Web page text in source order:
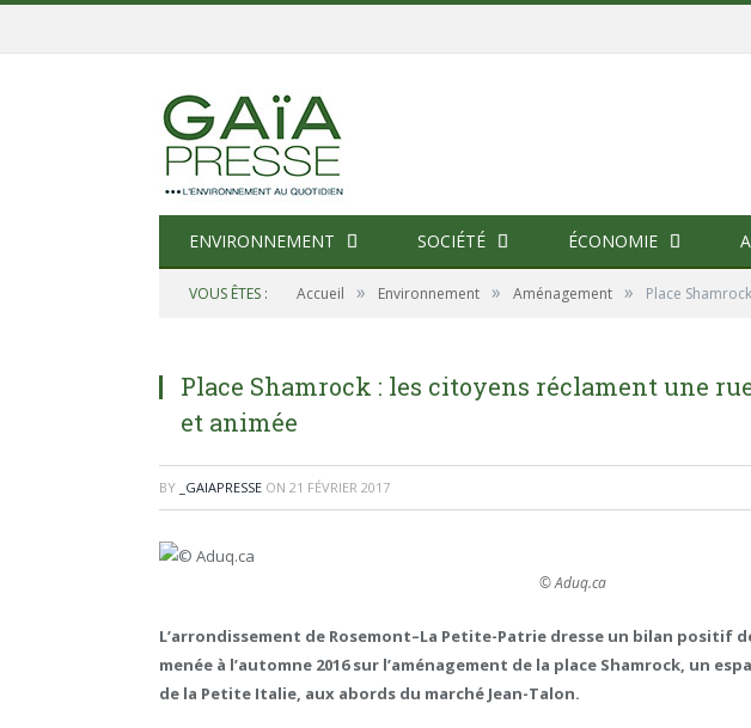
ENVIRONNEMENT SOCIÉTÉ ÉCONOMIE
VOUS ÊTES : Accueil » Environnement » Aménagement » Place
Place Shamrock : les citoyens réclament une
et animée
BY _GAIAPRESSE ON 21 FÉVRIER 2017
© Aduq.ca
L’arrondissement de Rosemont–La Petite-Patrie dresse un bilan positif
menée à l’automne 2016 sur l’aménagement de la place Shamrock, un
de la Petite Italie, aux abords du marché Jean-Talon.